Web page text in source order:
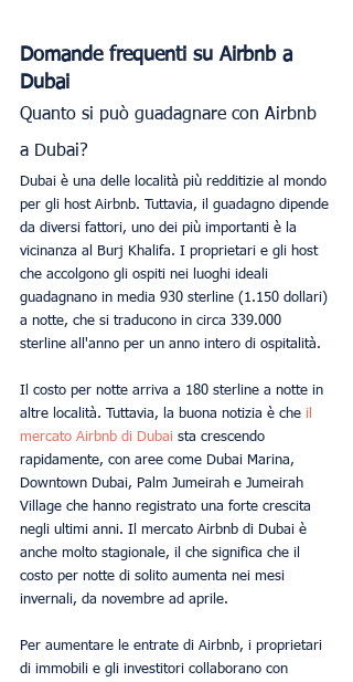
Domande frequenti su Airbnb a
Dubai
Quanto si può guadagnare con Airbnb
a Dubai?
Dubai è una delle località più redditizie al mondo
per gli host Airbnb. Tuttavia, il guadagno dipende
da diversi fattori, uno dei più importanti è la
vicinanza al Burj Khalifa. I proprietari e gli host
che accolgono gli ospiti nei luoghi ideali
guadagnano in media 930 sterline (1.150 dollari)
a notte, che si traducono in circa 339.000
sterline all'anno per un anno intero di ospitalità.
Il costo per notte arriva a 180 sterline a notte in
altre località. Tuttavia, la buona notizia è che il
mercato Airbnb di Dubai sta crescendo
rapidamente, con aree come Dubai Marina,
Downtown Dubai, Palm Jumeirah e Jumeirah
Village che hanno registrato una forte crescita
negli ultimi anni. Il mercato Airbnb di Dubai è
anche molto stagionale, il che significa che il
costo per notte di solito aumenta nei mesi
invernali, da novembre ad aprile.
Per aumentare le entrate di Airbnb, i proprietari
di immobili e gli investitori collaborano con